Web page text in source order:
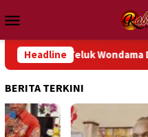
ke
kontenMobile
Headline
Teluk Wondama
BERITA TERKINI